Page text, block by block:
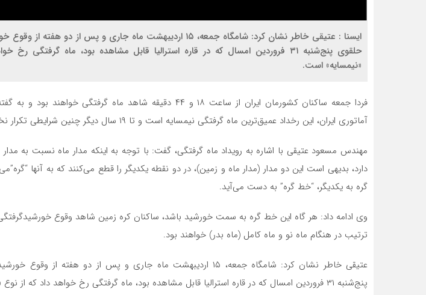
ايسنا : عتیقی خاطر نشان کرد: شامگاه جمعه، ۱۵ اردیبهشت ماه جاری و پس از دو
حلقوی پنج‌شنبه ۳۱ فروردین امسال که در قاره استرالیا قابل مشاهده بود، ماه گرفتگی
«نیمسایه» است.
فردا جمعه ساکنان کشورمان ایران از ساعت ۱۸ و ۴۴ دقیقه شاهد ماه گرفتگی
آماتوری ایران، این رخداد عمیق‌ترین ماه گرفتگی نیمسایه است و تا ۱۹ سال دیگر چنین شرایطی تکرار نخواهد شد.
دارد، بدیهی است این دو مدار (مدار ماه و زمین)، در دو نقطه یکدیگر را قطع می‌کنند که به آنها
گره به یکدیگر، “خط گره” به دست می‌آید.
وی ادامه داد: هر گاه این خط گره به سمت خورشید باشد، ساکنان کره زمین شاهد وقوع
ترتیب در هنگام ماه نو و ماه کامل (ماه بدر) خواهند بود.
عتیقی خاطر نشان کرد: شامگاه جمعه، ۱۵ اردیبهشت ماه جاری و پس از دو هفته از
پنج‌شنبه ۳۱ فروردین امسال که در قاره استرالیا قابل مشاهده بود، ماه گرفتگی رخ خواهد داد که از نوع «نیمسایه» است.